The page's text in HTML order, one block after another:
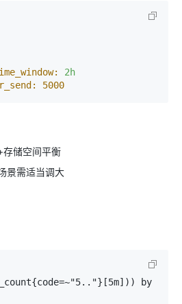
2h
5000
存储空间平衡
景需适当调大
by